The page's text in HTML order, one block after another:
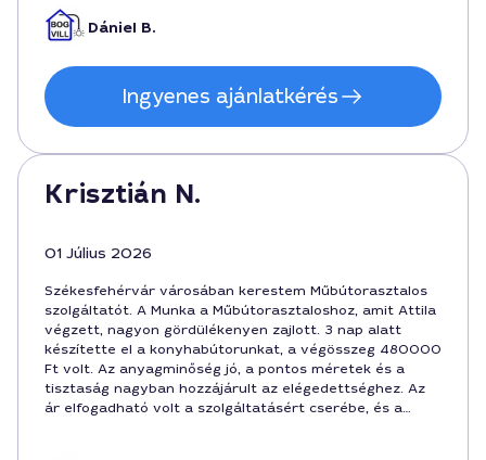
Dániel B.
Ingyenes ajánlatkérés
Krisztián N.
01 Július 2026
Székesfehérvár városában kerestem Műbútorasztalos
szolgáltatót. A Munka a Műbútorasztaloshoz, amit Attila
végzett, nagyon gördülékenyen zajlott. 3 nap alatt
készítette el a konyhabútorunkat, a végösszeg 480000
Ft volt. Az anyagminőség jó, a pontos méretek és a
tisztaság nagyban hozzájárult az elégedettséghez. Az
ár elfogadható volt a szolgáltatásért cserébe, és a